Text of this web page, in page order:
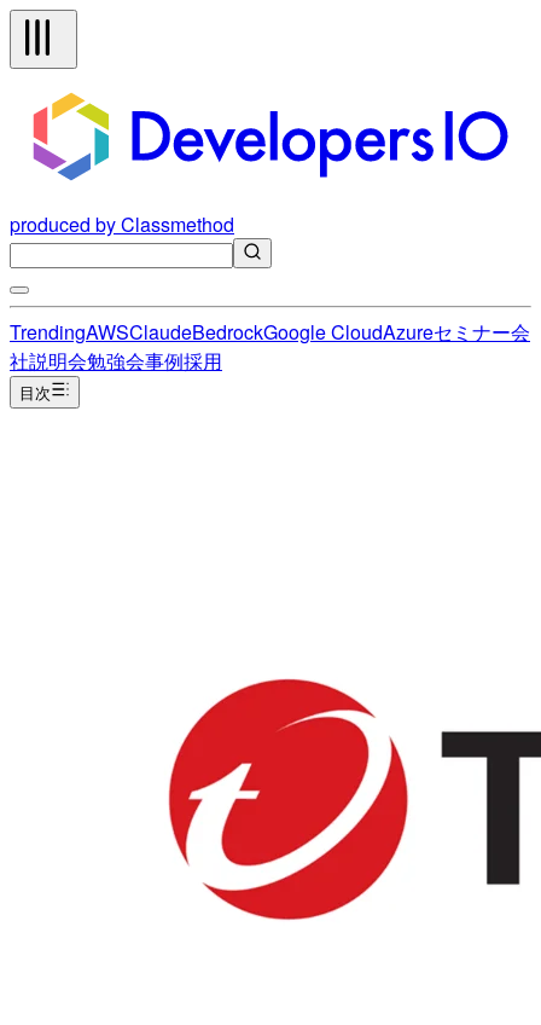
produced by Classmethod
TrendingAWSClaudeBedrockGoogle CloudAzureセミナー会
社説明会勉強会事例採用
目次